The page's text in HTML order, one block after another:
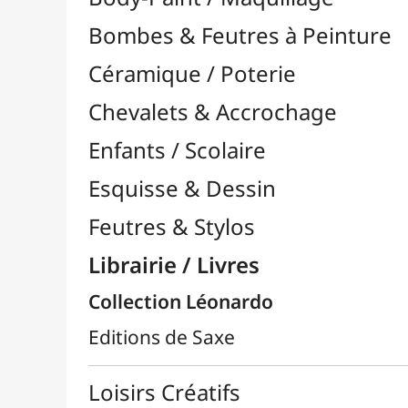
Feutres & Stylos
Librairie / Livres
Collection Léonardo
Loisirs Créatifs
Médiums, Vernis & Colles
Modelage / Sculpture
Peintures / Couleurs
Pinceaux & Outils
Résines / Moulage
Supports Dessin & Peinture
Transport / Rangement
Vannerie / Rotin